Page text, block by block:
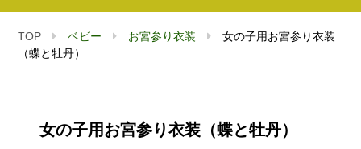
TOP ベビー お宮参り衣装
女の子用お宮参り衣装
（蝶と牡丹）
女の子用お宮参り衣装（蝶と牡丹）